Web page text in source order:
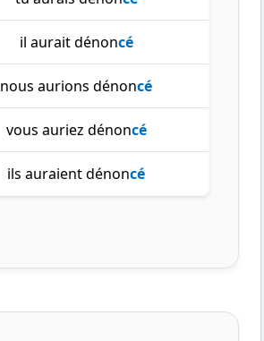
il aurait dénoncé
nous aurions dénoncé
vous auriez dénoncé
ils auraient dénoncé